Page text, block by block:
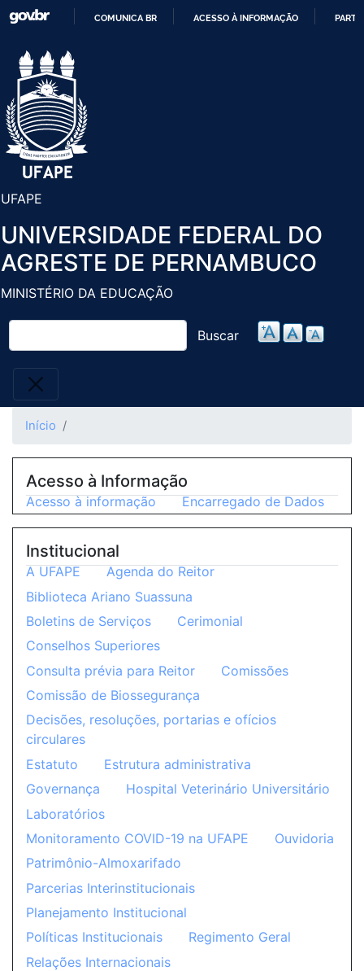
Pular
COMUNICA BR ACESSO À INFORMAÇÃO
UFAPE
UNIVERSIDADE FEDERAL DO
AGRESTE DE PERNAMBUCO
MINISTÉRIO DA EDUCAÇÃO
Buscar
Início
Acesso à Informação
Acesso à informação Encarregado de Dados
Institucional
A UFAPE
Agenda do Reitor
Biblioteca Ariano Suassuna
Boletins de Serviços
Cerimonial
Conselhos Superiores
Consulta prévia para Reitor
Comissões
Comissão de Biossegurança
Decisões, resoluções, portarias e ofícios
circulares
Estatuto
Estrutura administrativa
Governança
Hospital Veterinário Universitário
Laboratórios
Monitoramento COVID-19 na UFAPE
Ouvidoria
Patrimônio-Almoxarifado
Parcerias Interinstitucionais
Planejamento Institucional
Políticas Institucionais
Regimento Geral
Relações Internacionais